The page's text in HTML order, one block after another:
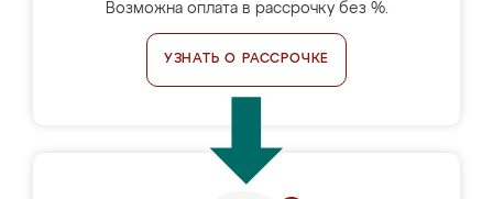
Возможна оплата в рассрочку без %.
УЗНАТЬ О РАССРОЧКЕ